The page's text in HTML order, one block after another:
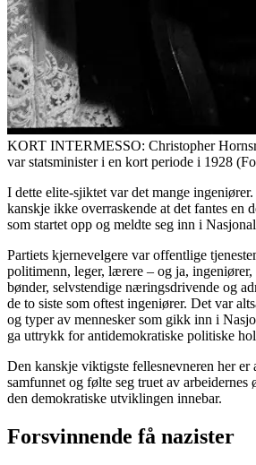
KORT INTERMESSO: Christopher
var statsminister i en kort periode i 1928
I dette elite-sjiktet var det mange
kanskje ikke overraskende at det fantes en
som startet opp og meldte seg inn i
Partiets kjernevelgere var offentlige
politimenn, leger, lærere – og ja, ingeniører,
bønder, selvstendige næringsdrivende og
de to siste som oftest ingeniører. Det var
og typer av mennesker som gikk inn i
ga uttrykk for antidemokratiske politiske
Den kanskje viktigste fellesnevneren her er
samfunnet og følte seg truet av
den demokratiske utviklingen innebar.
Forsvinnende få nazister